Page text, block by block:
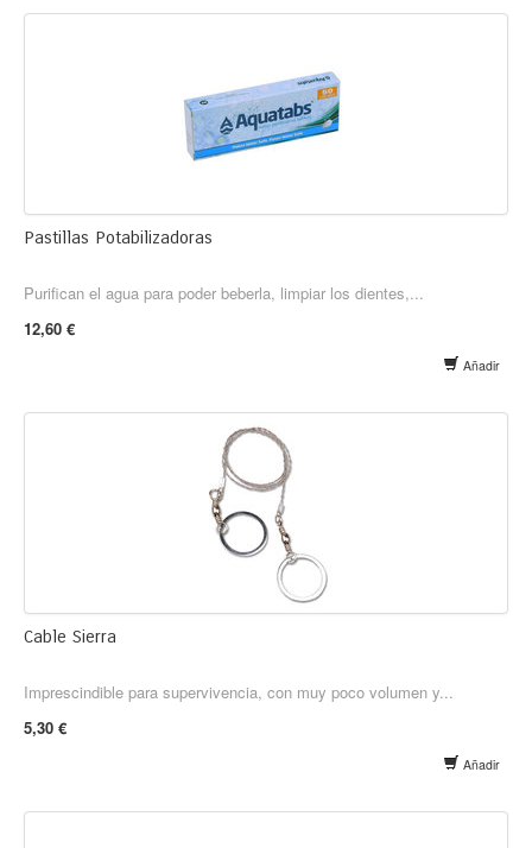
Pastillas Potabilizadoras
Purifican el agua para poder beberla, limpiar los dientes,...
12,60 €
Añadir
Cable Sierra
Imprescindible para supervivencia, con muy poco volumen y...
5,30 €
Añadir